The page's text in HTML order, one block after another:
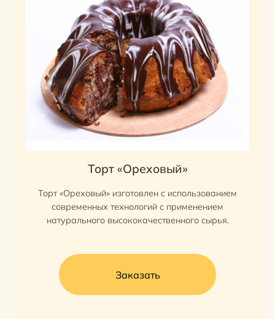
Торт «Ореховый»
Торт «Ореховый» изготовлен с использованием
современных технологий с применением
натурального высококачественного сырья.
Заказать